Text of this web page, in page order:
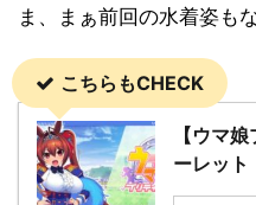
ま、まぁ前回の水着姿も
こちらもCHECK
【ウマ
ーレット